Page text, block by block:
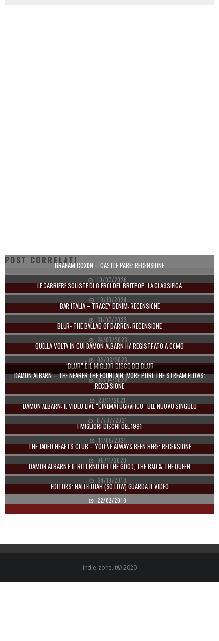
POST CORRELATIGRAHAM COXON – CASTLE PARK: RECENSIONE
10/07/2026
LE CARRIERE SOLISTE DI 8 EROI DEL BRITPOP: LA CLASSIFICA
19/10/2024
BAR ITALIA – TRACEY DENIM: RECENSIONE
31/07/2023
BLUR- THE BALLAD OF DARREN: RECENSIONE
24/07/2023
QUELLA VOLTA IN CUI DAMON ALBARN HA REGISTRATO A COMO
02/03/2023
“BLUR” È IL MIGLIOR DISCO DEI BLUR
02/04/2022
DAMON ALBARN – THE NEARER THE FOUNTAIN, MORE PURE THE STREAM FLOWS:
RECENSIONE
23/11/2021
DAMON ALBARN: IL VIDEO LIVE “CINEMATOGRAFICO” DEL NUOVO SINGOLO
07/07/2021
I MIGLIORI DISCHI DEL 1991
11/05/2021
THE JADED HEARTS CLUB – YOU’VE ALWAYS BEEN HERE: RECENSIONE
06/11/2020
DAMON ALBARN E IL RITORNO DEI THE GOOD, THE BAD & THE QUEEN
24/10/2018
EDITORS: HALLELUJAH (SO LOW) GUARDA IL VIDEO
22/02/2018
indie-zone.it© 2020